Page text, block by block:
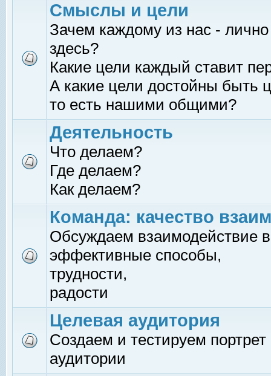
Смыслы и цели
Зачем каждому из нас -
здесь?
Какие цели каждый ставит
А какие цели достойны быть
то есть нашими общими?
Деятельность
Что делаем?
Где делаем?
Как делаем?
Команда: качество
Обсуждаем взаимодействие
эффективные способы,
трудности,
радости
Целевая аудитория
Создаем и тестируем
аудитории